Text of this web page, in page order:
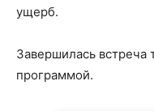
ущерб.
Завершилась встреча
программой.